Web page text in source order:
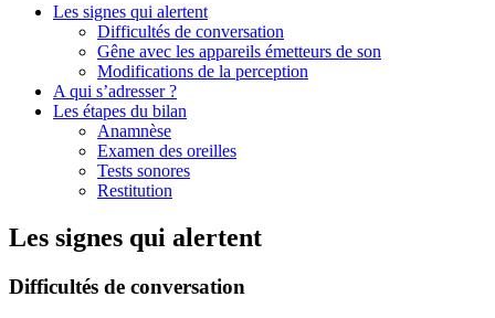
Les signes qui alertent
Difficultés de conversation
Gêne avec les appareils émetteurs de son
Modifications de la perception
A qui s’adresser ?
Les étapes du bilan
Anamnèse
Examen des oreilles
Tests sonores
Restitution
Les signes qui alertent
Difficultés de conversation